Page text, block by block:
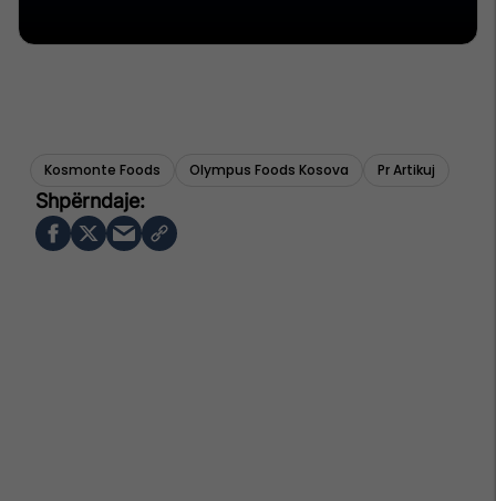
Kosmonte Foods Olympus Foods Kosova Pr Artikuj